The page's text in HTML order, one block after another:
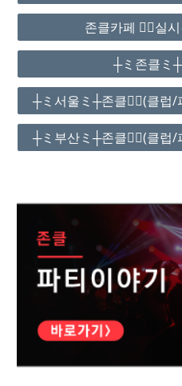
존클카페 ❤️‍🔥실
┼ミ존클ミ
┼ミ서울ミ┼존클❤️‍🔥(클럽
┼ミ부산ミ┼존클❤️‍🔥(클럽